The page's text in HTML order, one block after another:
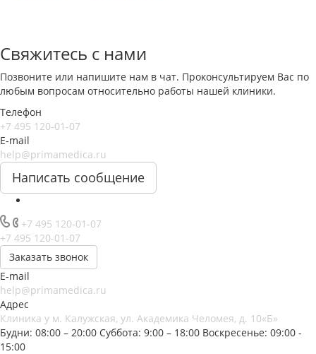
Свяжитесь с нами
Позвоните или напишите нам в чат. Проконсультируем Вас по
любым вопросам относительно работы нашей клиники.
Телефон
+7 495 120-01-07
E-mail
help@primamedica.ru
Написать сообщение
+7 495 120-01-07
+7 495 120-01-07
Заказать звонок
E-mail
help@primamedica.ru
Адрес
Клиника у м. Калужская, ул. Академика Челомея, д. 10«Б»
Будни: 08:00 – 20:00 Суббота: 9:00 – 18:00 Воскресенье: 09:00 -
15:00